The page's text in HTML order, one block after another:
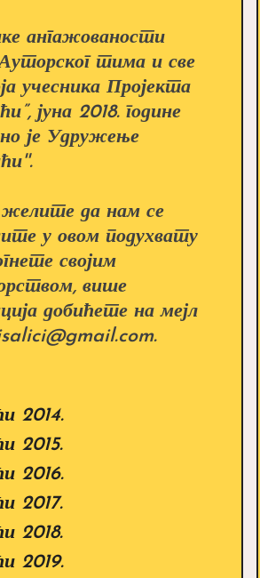
ангажованости
тима и све
учесника Пројекта
јуна 2018. године
је Удружење
желите да нам се
у овом подухвату
својим
више
добићете на мејл
2014.
2015.
2016.
2017.
2018.
2019.